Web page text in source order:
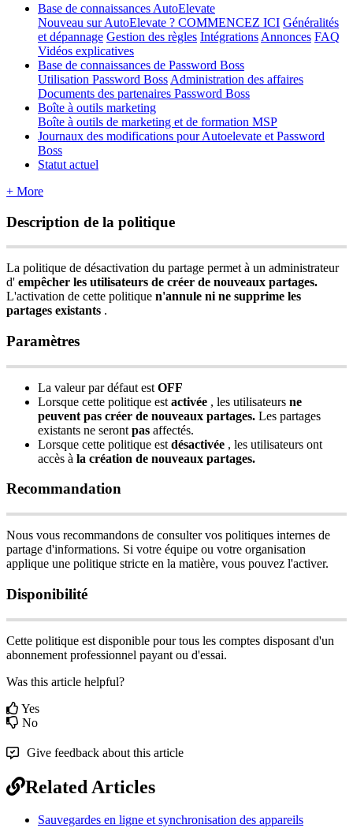
Base de connaissances AutoElevate
Nouveau sur AutoElevate ? COMMENCEZ ICI Généralités
et dépannage Gestion des règles Intégrations Annonces FAQ
Vidéos explicatives
Base de connaissances de Password Boss
Utilisation Password Boss Administration des affaires
Documents des partenaires Password Boss
Boîte à outils marketing
Boîte à outils de marketing et de formation MSP
Journaux des modifications pour Autoelevate et Password
Boss
Statut actuel
+ More
Description de la politique
La politique de désactivation du partage permet à un administrateur
d' empêcher les utilisateurs de créer de nouveaux partages.
L'activation de cette politique n'annule ni ne supprime les
partages existants .
Paramètres
La valeur par défaut est OFF
Lorsque cette politique est activée , les utilisateurs ne
peuvent pas créer de nouveaux partages. Les partages
existants ne seront pas affectés.
Lorsque cette politique est désactivée , les utilisateurs ont
accès à la création de nouveaux partages.
Recommandation
Nous vous recommandons de consulter vos politiques internes de
partage d'informations. Si votre équipe ou votre organisation
applique une politique stricte en la matière, vous pouvez l'activer.
Disponibilité
Cette politique est disponible pour tous les comptes disposant d'un
abonnement professionnel payant ou d'essai.
Was this article helpful?
Yes
No
Give feedback about this article
Related Articles
Sauvegardes en ligne et synchronisation des appareils